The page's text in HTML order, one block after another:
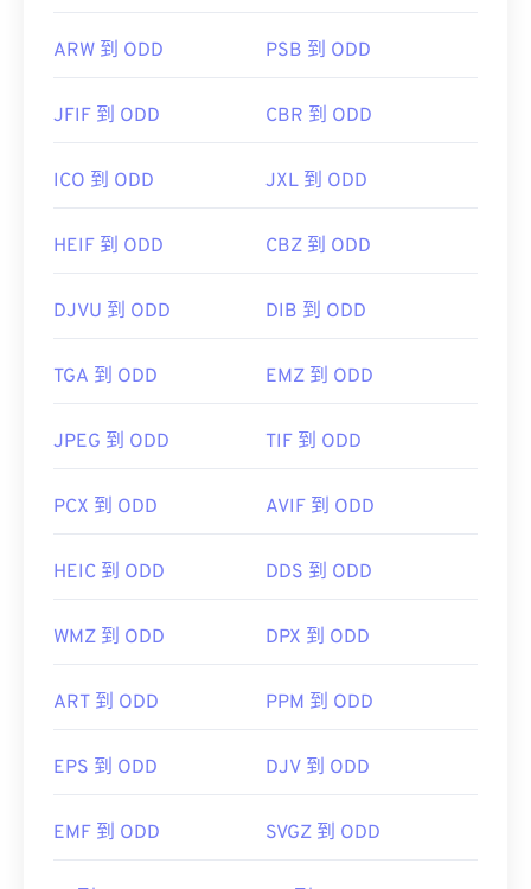
ARW 到 ODD PSB 到 ODD
JFIF 到 ODD CBR 到 ODD
ICO 到 ODD JXL 到 ODD
HEIF 到 ODD CBZ 到 ODD
DJVU 到 ODD DIB 到 ODD
TGA 到 ODD EMZ 到 ODD
JPEG 到 ODD TIF 到 ODD
PCX 到 ODD AVIF 到 ODD
HEIC 到 ODD DDS 到 ODD
WMZ 到 ODD DPX 到 ODD
ART 到 ODD PPM 到 ODD
EPS 到 ODD DJV 到 ODD
EMF 到 ODD SVGZ 到 ODD